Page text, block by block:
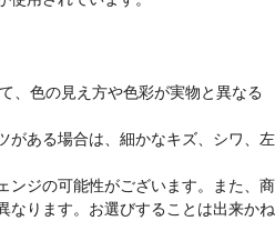
、色の見え方や色彩が実物と異なる
がある場合は、細かなキズ、シワ、左
ンジの可能性がございます。また、商
なります。お選びすることは出来かね